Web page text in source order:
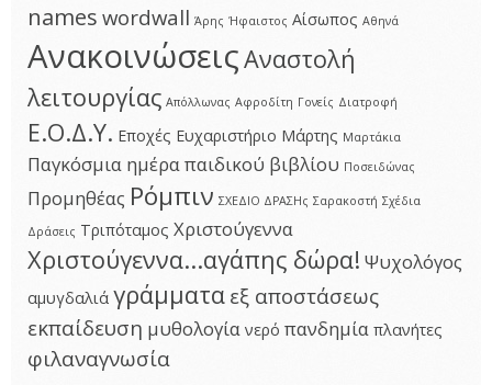
names wordwall Άρης Ήφαιστος Αίσωπος Αθηνά
ΑνακοινώσειςΑναστολή
λειτουργίας Απόλλωνας Αφροδίτη Γονείς Διατροφή
Ε.Ο.Δ.Υ. Εποχές Ευχαριστήριο Μάρτης Μαρτάκια
Παγκόσμια ημέρα παιδικού βιβλίου Ποσειδώνας
Προμηθέας Ρόμπιν ΣΧΕΔΙΟ ΔΡΑΣΗς Σαρακοστή Σχέδια
Δράσεις Τριπόταμος Χριστούγεννα
Χριστούγεννα...αγάπης δώρα! Ψυχολόγος
αμυγδαλιά γράμματα εξ αποστάσεως
εκπαίδευση μυθολογία νερό πανδημία πλανήτες
φιλαναγνωσία